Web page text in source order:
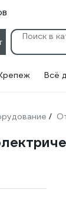
Всё
/